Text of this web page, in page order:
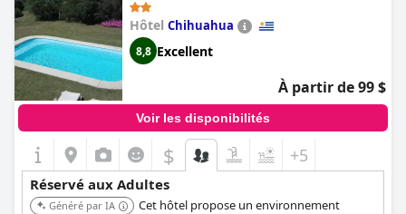
Hôtel Chihuahua
8,8 Excellent
À partir de 99 $
Voir les disponibilités
$ +5
Réservé aux Adultes
Généré par IA
Cet hôtel propose un environnement